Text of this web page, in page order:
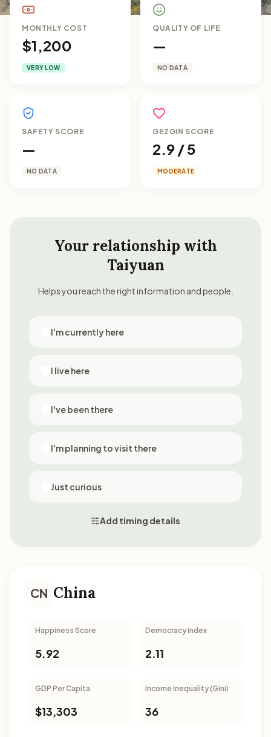
MONTHLY COST
$1,200
VERY LOW
QUALITY OF LIFE
—
NO DATA
SAFETY SCORE
—
NO DATA
GEZGIN SCORE
2.9 / 5
MODERATE
Your relationship with
Taiyuan
Helps you reach the right information and people.
I'm currently here
I live here
I've been there
I'm planning to visit there
Just curious
Add timing details
CN China
Happiness Score
5.92
Democracy Index
2.11
GDP Per Capita
$13,303
Income Inequality (Gini)
36